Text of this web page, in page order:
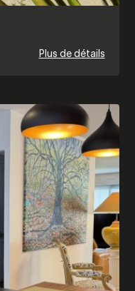
Plus de détails